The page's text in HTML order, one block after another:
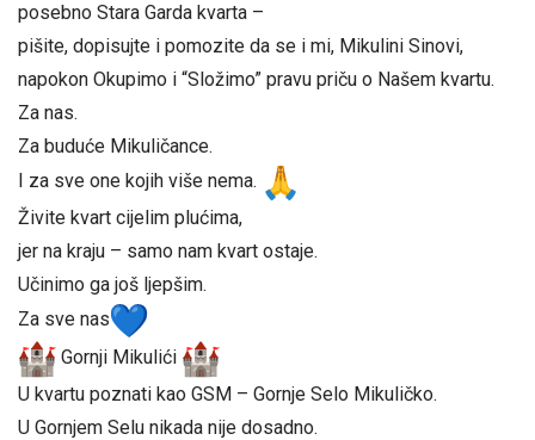
posebno Stara Garda kvarta –
pišite, dopisujte i pomozite da se i mi, Mikulini Sinovi,
napokon Okupimo i “Složimo” pravu priču o Našem kvartu.
Za nas.
Za buduće Mikuličance.
I za sve one kojih više nema.
Živite kvart cijelim plućima,
jer na kraju – samo nam kvart ostaje.
Učinimo ga još ljepšim.
Za sve nas
Gornji Mikulići
U kvartu poznati kao GSM – Gornje Selo Mikuličko.
U Gornjem Selu nikada nije dosadno.